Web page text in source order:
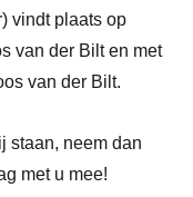
vindt plaats op
van der Bilt en met
van der Bilt.
staan, neem dan
met u mee!